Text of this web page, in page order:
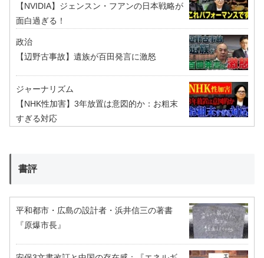
【NVIDIA】ジェンスン・フアンの日本戦略が
面白過ぎる！
政治
【辺野古事故】遺族が百田発言に激怒
ジャーナリズム
【NHK性加害】3年放置は意図的か：お粗末
すぎる対応
書評
平和都市・広島の設計者・浜井信三の著書
『原爆市長』